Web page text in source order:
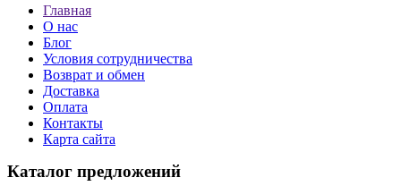
Главная
О нас
Блог
Условия сотрудничества
Возврат и обмен
Доставка
Оплата
Контакты
Карта сайта
Каталог предложений